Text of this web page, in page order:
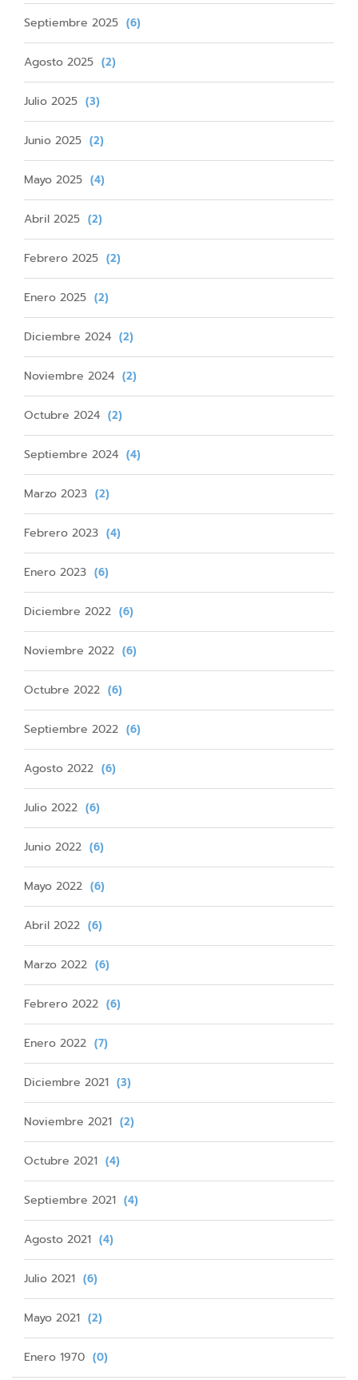
Septiembre 2025 (6)
Agosto 2025 (2)
Julio 2025 (3)
Junio 2025 (2)
Mayo 2025 (4)
Abril 2025 (2)
Febrero 2025 (2)
Enero 2025 (2)
Diciembre 2024 (2)
Noviembre 2024 (2)
Octubre 2024 (2)
Septiembre 2024 (4)
Marzo 2023 (2)
Febrero 2023 (4)
Enero 2023 (6)
Diciembre 2022 (6)
Noviembre 2022 (6)
Octubre 2022 (6)
Septiembre 2022 (6)
Agosto 2022 (6)
Julio 2022 (6)
Junio 2022 (6)
Mayo 2022 (6)
Abril 2022 (6)
Marzo 2022 (6)
Febrero 2022 (6)
Enero 2022 (7)
Diciembre 2021 (3)
Noviembre 2021 (2)
Octubre 2021 (4)
Septiembre 2021 (4)
Agosto 2021 (4)
Julio 2021 (6)
Mayo 2021 (2)
Enero 1970 (0)